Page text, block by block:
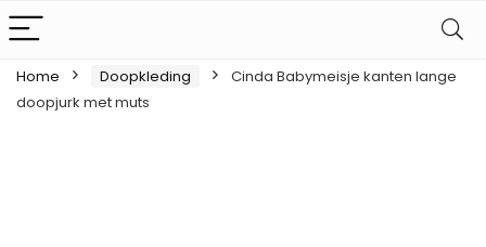
Home Doopkleding
Cinda Babymeisje kanten lange
doopjurk met muts